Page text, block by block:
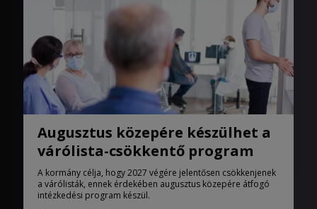
Augusztus közepére készülhet a
várólista-csökkentő program
A kormány célja, hogy 2027 végére jelentősen csökkenjenek
a várólisták, ennek érdekében augusztus közepére átfogó
intézkedési program készül.